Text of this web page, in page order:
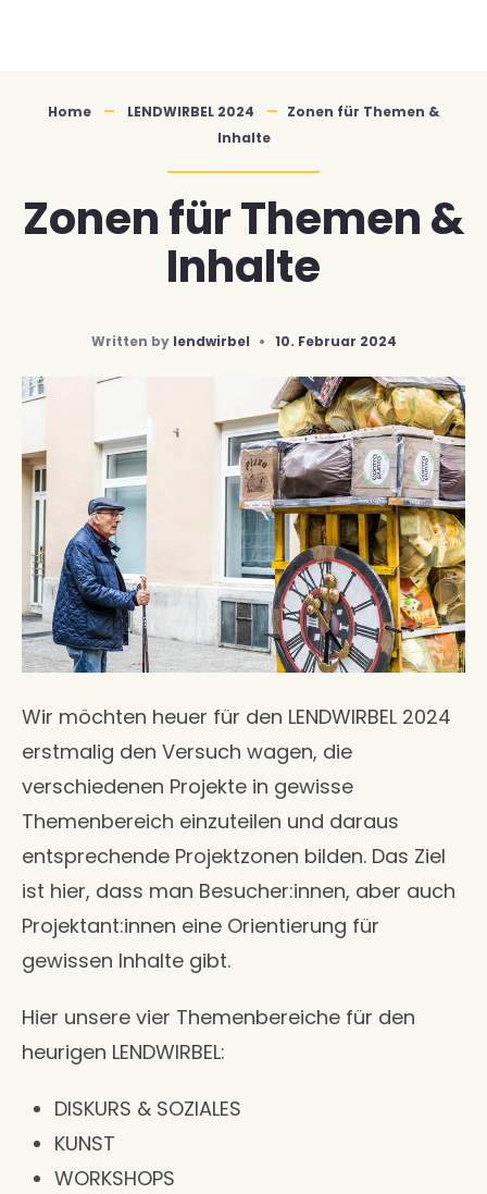
Home LENDWIRBEL 2024
Zonen für Themen &
Inhalte
Zonen für Themen &
Inhalte
Written by lendwirbel • 10. Februar 2024
Wir möchten heuer für den LENDWIRBEL 2024
erstmalig den Versuch wagen, die
verschiedenen Projekte in gewisse
Themenbereich einzuteilen und daraus
entsprechende Projektzonen bilden. Das Ziel
ist hier, dass man Besucher:innen, aber auch
Projektant:innen eine Orientierung für
gewissen Inhalte gibt.
Hier unsere vier Themenbereiche für den
heurigen LENDWIRBEL:
DISKURS & SOZIALES
KUNST
WORKSHOPS